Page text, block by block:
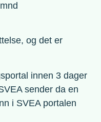
og det er
innen 3 dager
sender da en
i SVEA portalen